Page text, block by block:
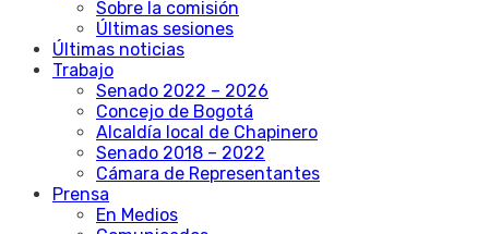
Sobre la comisión
Últimas sesiones
Últimas noticias
Trabajo
Senado 2022 – 2026
Concejo de Bogotá
Alcaldía local de Chapinero
Senado 2018 – 2022
Cámara de Representantes
Prensa
En Medios